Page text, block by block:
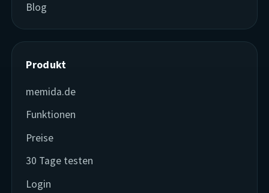
Blog
Produkt
memida.de
Funktionen
Preise
30 Tage testen
Login